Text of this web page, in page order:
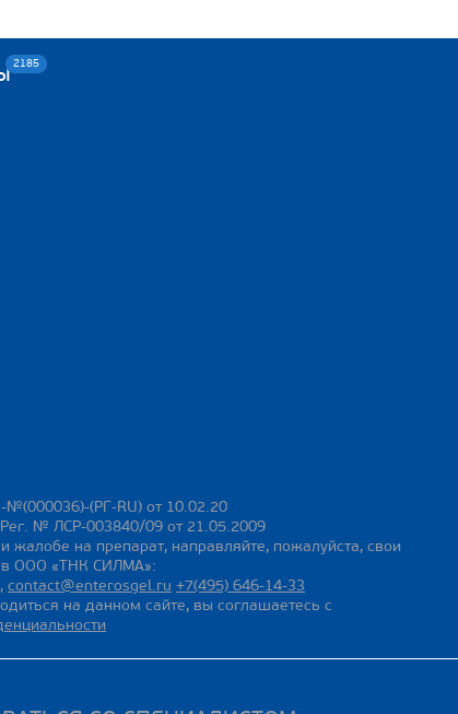
2185
(РГ-RU) от 10.02.20
№ ЛСР-003840/09 от 21.05.2009
на препарат, направляйте, пожалуйста, свои
в ООО «ТНК СИЛМА»:
contact@enterosgel.ru +7(495) 646-14-33
на данном сайте, вы соглашаетесь с